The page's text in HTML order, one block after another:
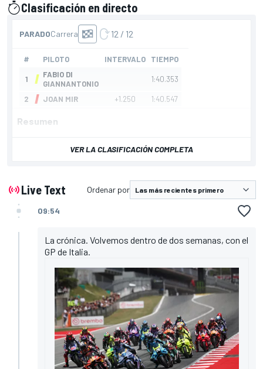
Clasificación en directo
Resumen
VER LA CLASIFICACIÓN COMPLETA
Live Text Ordenar por
09:54
La crónica. Volvemos dentro de dos semanas, con el
GP de Italia.